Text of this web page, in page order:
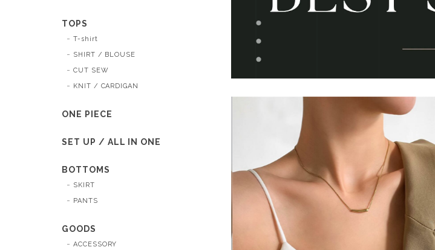
TOPS
T-shirt
SHIRT / BLOUSE
CUT SEW
KNIT / CARDIGAN
ONE PIECE
SET UP / ALL IN ONE
BOTTOMS
SKIRT
PANTS
GOODS
ACCESSORY